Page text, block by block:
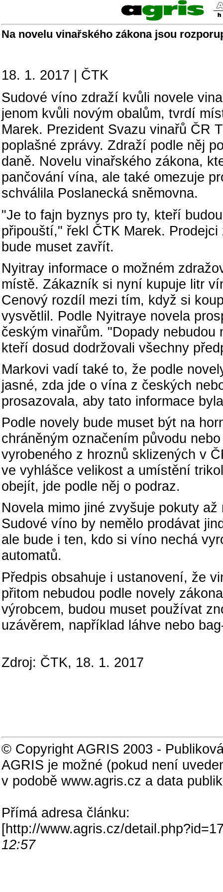
Na novelu vinařského zákona jsou
18. 1. 2017 | ČTK
Sudové víno zdraží kvůli novele
jenom kvůli novým obalům, tvrdí
Marek. Prezident Svazu vinařů ČR
poplašné zprávy. Zdraží podle něj
daně. Novelu vinařského zákona,
pančování vína, ale také omezuje
schválila Poslanecká sněmovna.
"Je to fajn byznys pro ty, kteří
připouští," řekl ČTK Marek.
bude muset zavřít.
Nyitray informace o možném
místě. Zákazník si nyní kupuje litr
Cenový rozdíl mezi tím, když si
vysvětlil. Podle Nyitraye novela
českým vinařům. "Dopady
kteří dosud dodržovali všechny
Markovi vadí také to, že podle
jasné, zda jde o vína z českých
prosazovala, aby tato informace
Podle novely bude muset být na
chráněným označením původu
vyrobeného z hroznů sklizených v
ve vyhlášce velikost a umístění
obejít, jde podle něj o podraz.
Novela mimo jiné zvyšuje pokuty
Sudové víno by nemělo prodávat
ale bude i ten, kdo si víno nechá
automatů.
Předpis obsahuje i ustanovení, že
přitom nebudou podle novely
výrobcem, budou muset používat
uzávěrem, například láhve nebo
Zdroj: ČTK, 18. 1. 2017
© Copyright AGRIS 2003 -
AGRIS je možné (pokud není
v podobě www.agris.cz a data
Přímá adresa článku:
[http://www.agris.cz/
12:57